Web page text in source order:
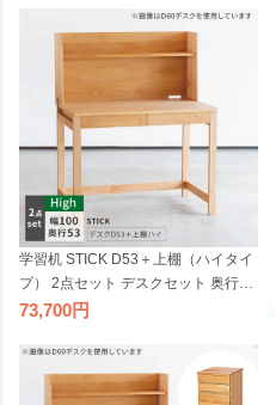
ル仕上げ シンプル ナチュラル ヒノ
キ ロータイプ コンパクト 無垢 日本
学習机 STICK D53＋上棚（ハイタイ
プ） 2点セット デスクセット 奥行53
cm 幅100cm 杉工場 完成品 天然木 国
ル仕上げ シンプル ナチュラル ヒノ
キ コンパクト 無垢 日本製
73,700